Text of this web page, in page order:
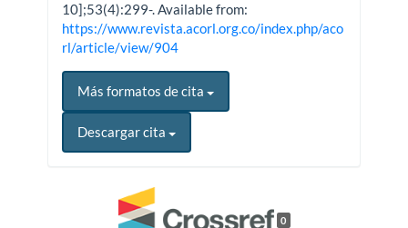
10];53(4):299-. Available from:
https://www.revista.acorl.org.co/index.php/aco
rl/article/view/904
Más formatos de cita
Descargar cita
0